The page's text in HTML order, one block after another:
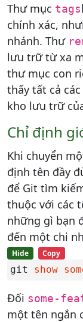
Thư mục tags
chính xác,
nhánh. Thư
lưu trữ từ xa
thư mục con
thấy tất cả
kho lưu trữ
Chỉ định
Khi chuyển
định tên đầy
để Git tìm
thuộc với các
những gì bạn
đến một chi
Hide Copy
git show
Đối some-
một tên ngắn